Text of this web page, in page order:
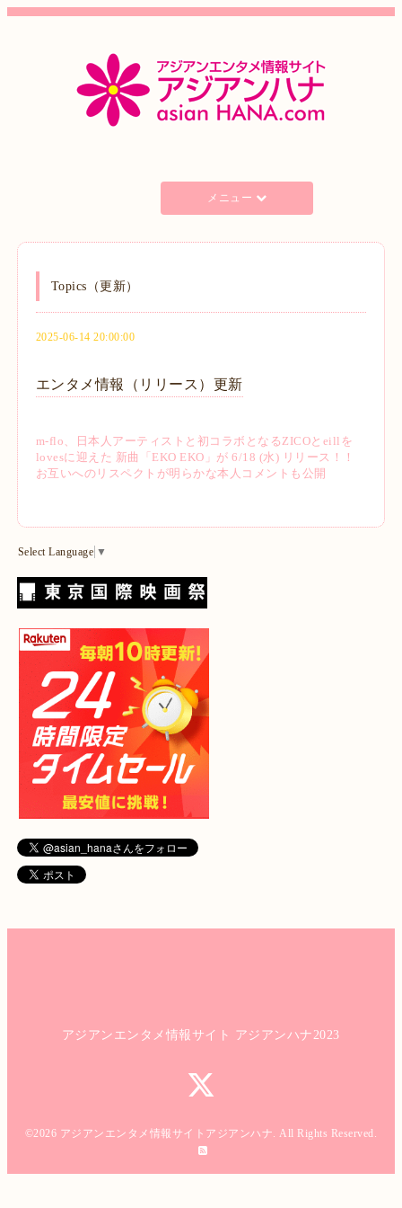
メニュー
Topics（更新）
2025-06-14 20:00:00
エンタメ情報（リリース）更新
m-flo、日本人アーティストと初コラボとなるZICOとeillを
lovesに迎えた 新曲「EKO EKO」が 6/18 (水) リリース！！
お互いへのリスペクトが明らかな本人コメントも公開
Select Language ▼
アジアンエンタメ情報サイト アジアンハナ2023
©2026 アジアンエンタメ情報サイトアジアンハナ. All Rights Reserved.